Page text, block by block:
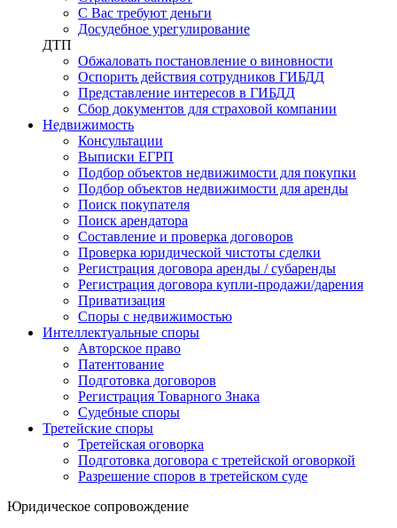
С Вас требуют деньги
Досудебное урегулирование
ДТП
Обжаловать постановление о виновности
Оспорить действия сотрудников ГИБДД
Представление интересов в ГИБДД
Сбор документов для страховой компании
Недвижимость
Консультации
Выписки ЕГРП
Подбор объектов недвижимости для покупки
Подбор объектов недвижимости для аренды
Поиск покупателя
Поиск арендатора
Составление и проверка договоров
Проверка юридической чистоты сделки
Регистрация договора аренды / субаренды
Регистрация договора купли-продажи/дарения
Приватизация
Cпоры с недвижимостью
Интеллектуальные споры
Авторское право
Патентование
Подготовка договоров
Регистрация Товарного Знака
Судебные споры
Третейские споры
Третейская оговорка
Подготовка договора с третейской оговоркой
Разрешение споров в третейском суде
Юридическое сопровождение